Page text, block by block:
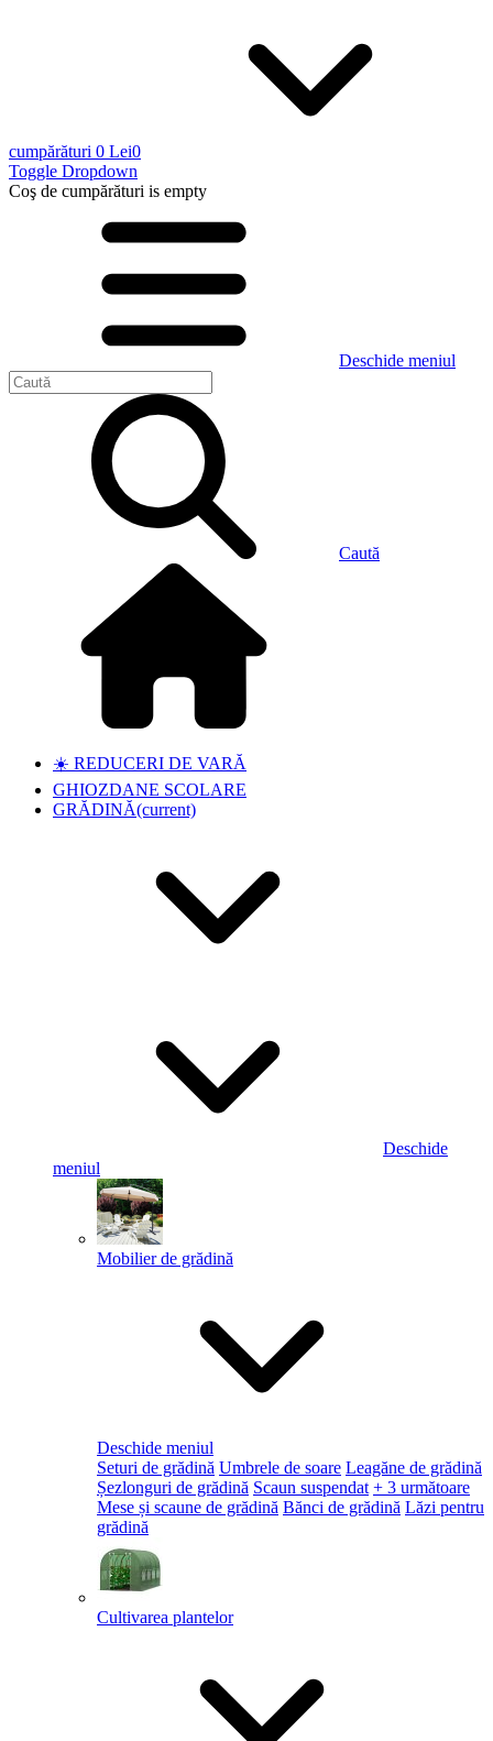
cumpărături 0 Lei0
Toggle Dropdown
Coş de cumpărături is empty
Deschide meniul
Caută
☀️ REDUCERI DE VARĂ
GHIOZDANE SCOLARE
GRĂDINĂ(current)
Deschide
meniul
Mobilier de grădină
Deschide meniul
Seturi de grădină Umbrele de soare Leagăne de grădină
Șezlonguri de grădină Scaun suspendat + 3 următoare
Mese și scaune de grădină Bănci de grădină Lăzi pentru
grădină
Cultivarea plantelor